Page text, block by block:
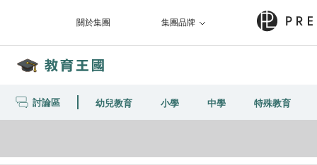
關於集團 集團品牌
討論區 幼兒教育 小學 中學 特殊教育